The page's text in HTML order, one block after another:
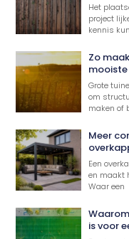
Het
project
kennis
Zo
Grote
om
maken of
Meer
Een
en maakt
Waar een
is voor